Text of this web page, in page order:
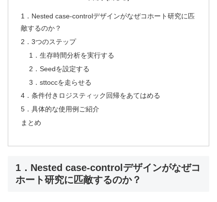
1．Nested case-controlデザインがなぜコホート研究に匹
敵するのか？
2．3つのステップ
1．生存時間分析を実行する
2．Seedを設定する
3．sttoccを走らせる
4．条件付きロジスティック回帰をあてはめる
5．具体的な使用例ご紹介
まとめ
1．Nested case-controlデザインがなぜコ
ホート研究に匹敵するのか？